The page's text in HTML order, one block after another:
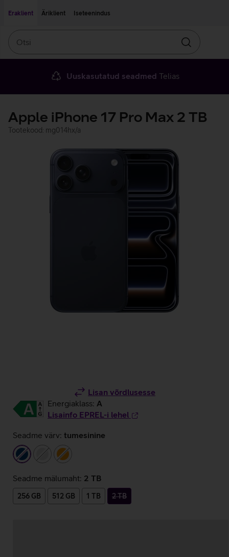
Eraklient
Äriklient Iseteenindus
Otsin
Uuskasutatud seadmed Telias
Apple iPhone 17 Pro Max 2 TB
Tootekood: mg014hx/a
Lisan võrdlusesse
Energiaklass: A
Lisainfo EPREL-i lehel
Seadme värv: tumesinine
tumesinine
hõbedane
oranž
Seadme mälumaht: 2 TB
256 GB 512 GB 1 TB 2 TB